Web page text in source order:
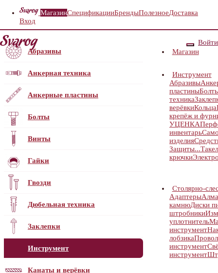
МагазинСпецификацииБрендыПолезноеДоставка
Вход
Войти
Абразивы
Анкерная техника
Анкерные пластины
Болты
Винты
Гайки
Гвозди
Дюбельная техника
Заклепки
Инструмент
Канаты и верёвки
Магазин
Инструмент
Абразивы
пластины
техника
верёвкиКольца
крепёж и
УЦЕНКА
инвентарь
изделия
Защиты...
крючки
Столярно-
Адаптеры
камнюДиски
штробники
уплотнитель
инструмент
лобзика
инструмент
инструмент